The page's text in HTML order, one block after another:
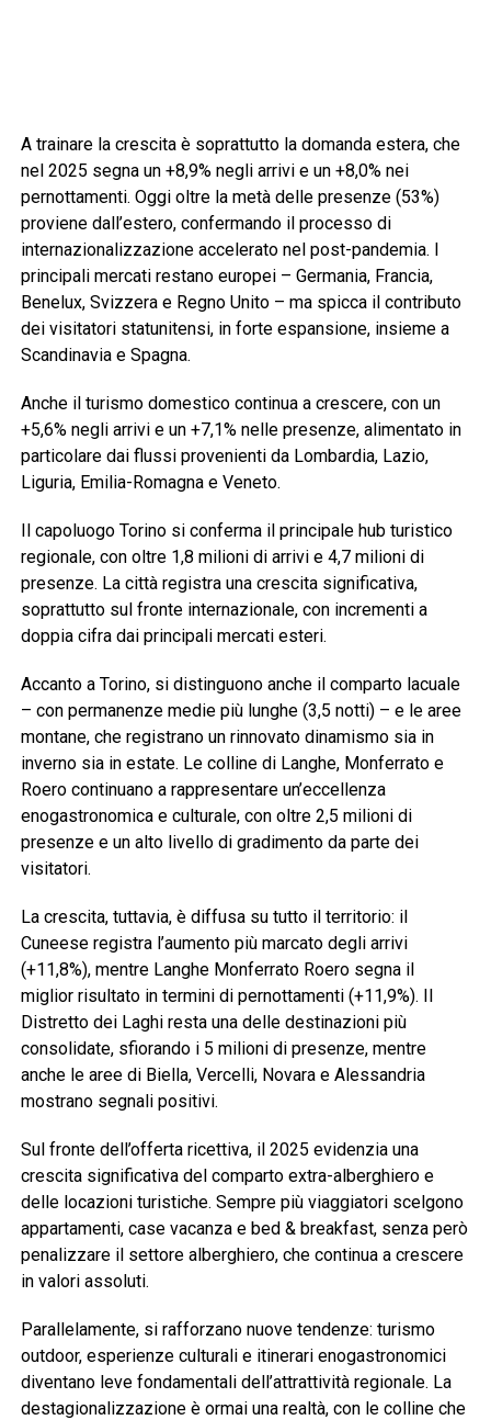
A trainare la crescita è soprattutto la domanda estera, che
nel 2025 segna un +8,9% negli arrivi e un +8,0% nei
pernottamenti. Oggi oltre la metà delle presenze (53%)
proviene dall’estero, confermando il processo di
internazionalizzazione accelerato nel post-pandemia. I
principali mercati restano europei – Germania, Francia,
Benelux, Svizzera e Regno Unito – ma spicca il contributo
dei visitatori statunitensi, in forte espansione, insieme a
Scandinavia e Spagna.
Anche il turismo domestico continua a crescere, con un
+5,6% negli arrivi e un +7,1% nelle presenze, alimentato in
particolare dai flussi provenienti da Lombardia, Lazio,
Liguria, Emilia-Romagna e Veneto.
Il capoluogo Torino si conferma il principale hub turistico
regionale, con oltre 1,8 milioni di arrivi e 4,7 milioni di
presenze. La città registra una crescita significativa,
soprattutto sul fronte internazionale, con incrementi a
doppia cifra dai principali mercati esteri.
Accanto a Torino, si distinguono anche il comparto lacuale
– con permanenze medie più lunghe (3,5 notti) – e le aree
montane, che registrano un rinnovato dinamismo sia in
inverno sia in estate. Le colline di Langhe, Monferrato e
Roero continuano a rappresentare un’eccellenza
enogastronomica e culturale, con oltre 2,5 milioni di
presenze e un alto livello di gradimento da parte dei
visitatori.
La crescita, tuttavia, è diffusa su tutto il territorio: il
Cuneese registra l’aumento più marcato degli arrivi
(+11,8%), mentre Langhe Monferrato Roero segna il
miglior risultato in termini di pernottamenti (+11,9%). Il
Distretto dei Laghi resta una delle destinazioni più
consolidate, sfiorando i 5 milioni di presenze, mentre
anche le aree di Biella, Vercelli, Novara e Alessandria
mostrano segnali positivi.
Sul fronte dell’offerta ricettiva, il 2025 evidenzia una
crescita significativa del comparto extra-alberghiero e
delle locazioni turistiche. Sempre più viaggiatori scelgono
appartamenti, case vacanza e bed & breakfast, senza però
penalizzare il settore alberghiero, che continua a crescere
in valori assoluti.
Parallelamente, si rafforzano nuove tendenze: turismo
outdoor, esperienze culturali e itinerari enogastronomici
diventano leve fondamentali dell’attrattività regionale. La
destagionalizzazione è ormai una realtà, con le colline che